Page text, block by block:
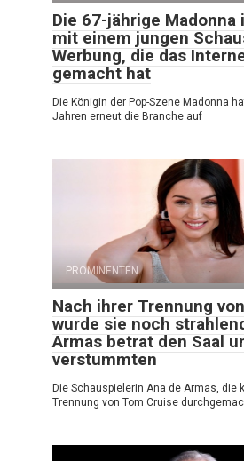
Die 67-jährige Madonna
mit einem jungen
Werbung, die das
gemacht hat
Die Königin der Pop-Szene Madonna
Jahren erneut die Branche auf
PROMINENTEN
Nach ihrer Trennung
wurde sie noch
Armas betrat den Saal
verstummten
Die Schauspielerin Ana de Armas, die
Trennung von Tom Cruise